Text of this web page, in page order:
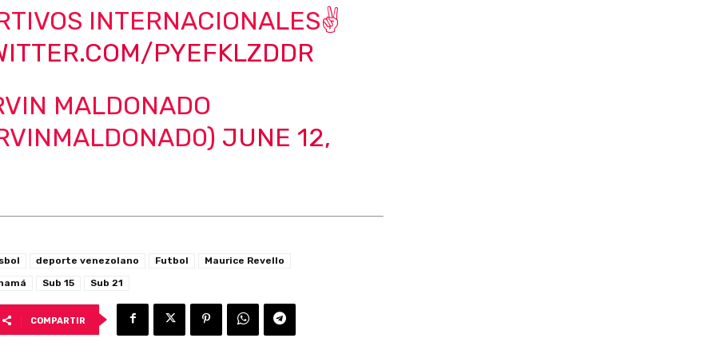
INTERNACIONALES✌️
PYEFKLZDDR
MALDONADO
JUNE 12,
deporte venezolano Futbol
Maurice Revello
Sub 15 Sub 21
COMPARTIR